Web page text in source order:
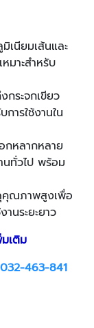
เนียมเส้นและ
มาะสำหรับ
กระจกเขียว
การใช้งานใน
กหลากหลาย
นทั่วไป พร้อม
ณภาพสูงเพื่อ
านระยะยาว
เติม
032-463-841